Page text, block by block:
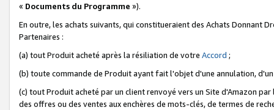
« Documents du Programme »).
En outre, les achats suivants, qui constitueraient des Achats Donnant
Partenaires :
(a) tout Produit acheté après la résiliation de votre Accord ;
(b) toute commande de Produit ayant fait l'objet d'une annulation,
(c) tout Produit acheté par un client renvoyé vers un Site d'Amazon
des offres ou des ventes aux enchères de mots-clés, de termes de